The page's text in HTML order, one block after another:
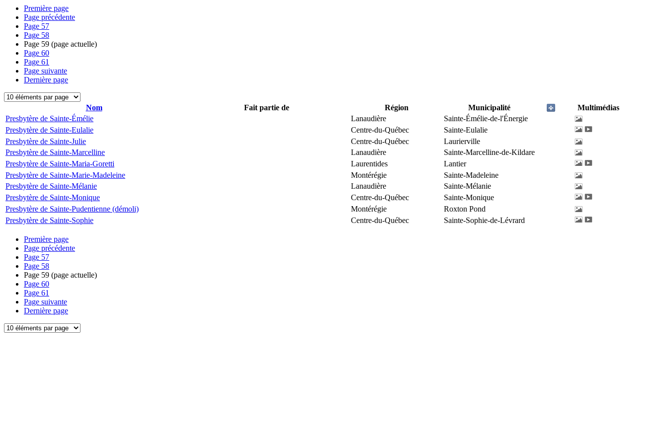
Première page
Page précédente
Page 57
Page 58
Page 59 (page actuelle)
Page 60
Page 61
Page suivante
Dernière page
Nom Fait partie de Région Municipalité
Multimédias
Presbytère de Sainte-Émélie
Lanaudière
Sainte-Émélie-de-l'Énergie
Presbytère de Sainte-Eulalie
Centre-du-Québec
Sainte-Eulalie
Presbytère de Sainte-Julie
Centre-du-Québec
Laurierville
Presbytère de Sainte-Marcelline
Lanaudière
Sainte-Marcelline-de-Kildare
Presbytère de Sainte-Maria-Goretti
Laurentides
Lantier
Presbytère de Sainte-Marie-Madeleine
Montérégie
Sainte-Madeleine
Presbytère de Sainte-Mélanie
Lanaudière
Sainte-Mélanie
Presbytère de Sainte-Monique
Centre-du-Québec
Sainte-Monique
Presbytère de Sainte-Pudentienne (démoli)
Montérégie
Roxton Pond
Presbytère de Sainte-Sophie
Centre-du-Québec Sainte-Sophie-de-Lévrard
Première page
Page précédente
Page 57
Page 58
Page 59 (page actuelle)
Page 60
Page 61
Page suivante
Dernière page